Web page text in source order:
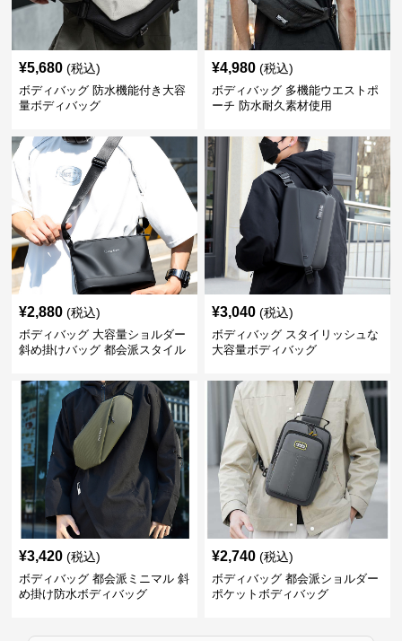
¥5,680 (税込)
ボディバッグ 防水機能付き大容
量ボディバッグ
¥4,980 (税込)
ボディバッグ 多機能ウエストポ
ーチ 防水耐久素材使用
¥2,880 (税込)
ボディバッグ 大容量ショルダー
斜め掛けバッグ 都会派スタイル
¥3,040 (税込)
ボディバッグ スタイリッシュな
大容量ボディバッグ
¥3,420 (税込)
ボディバッグ 都会派ミニマル 斜
め掛け防水ボディバッグ
¥2,740 (税込)
ボディバッグ 都会派ショルダー
ポケットボディバッグ